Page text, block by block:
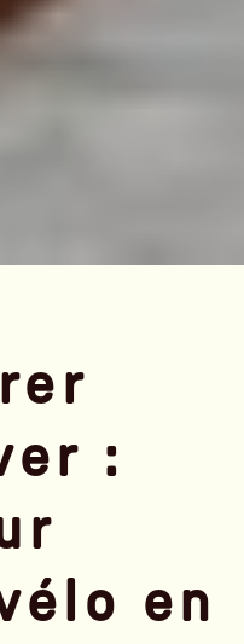
:
en